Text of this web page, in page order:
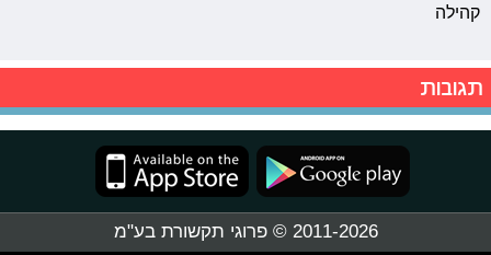
קהילה
תגובות
2011-2026 © פרוגי תקשורת בע"מ